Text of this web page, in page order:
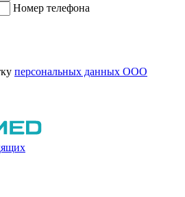
Номер телефона
персональных данных ООО